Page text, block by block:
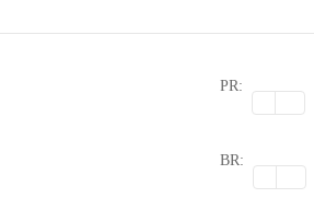
PR:
BR: